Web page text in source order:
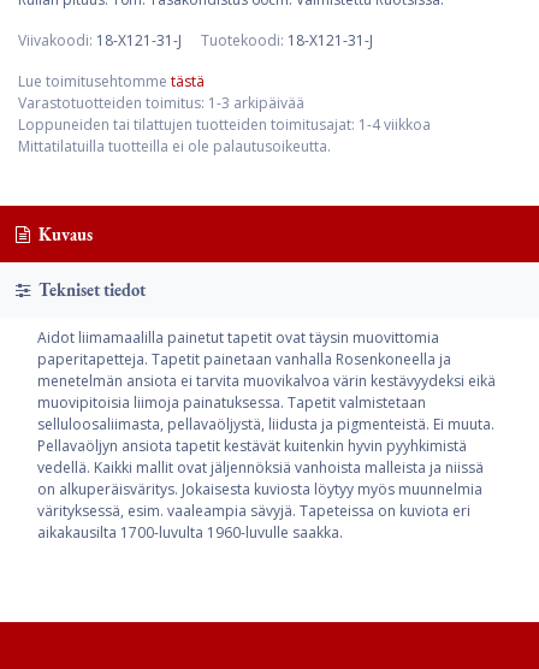
Viivakoodi: 18-X121-31-J Tuotekoodi: 18-X121-31-J
Lue toimitusehtomme tästä
Varastotuotteiden toimitus: 1-3 arkipäivää
Loppuneiden tai tilattujen tuotteiden toimitusajat: 1-4 viikkoa
Mittatilatuilla tuotteilla ei ole palautusoikeutta.
Kuvaus
Tekniset tiedot
Aidot liimamaalilla painetut tapetit ovat täysin muovittomia
paperitapetteja. Tapetit painetaan vanhalla Rosenkoneella ja
menetelmän ansiota ei tarvita muovikalvoa värin kestävyydeksi eikä
muovipitoisia liimoja painatuksessa. Tapetit valmistetaan
selluloosaliimasta, pellavaöljystä, liidusta ja pigmenteistä. Ei muuta.
Pellavaöljyn ansiota tapetit kestävät kuitenkin hyvin pyyhkimistä
vedellä. Kaikki mallit ovat jäljennöksiä vanhoista malleista ja niissä
on alkuperäisväritys. Jokaisesta kuviosta löytyy myös muunnelmia
värityksessä, esim. vaaleampia sävyjä. Tapeteissa on kuviota eri
aikakausilta 1700-luvulta 1960-luvulle saakka.